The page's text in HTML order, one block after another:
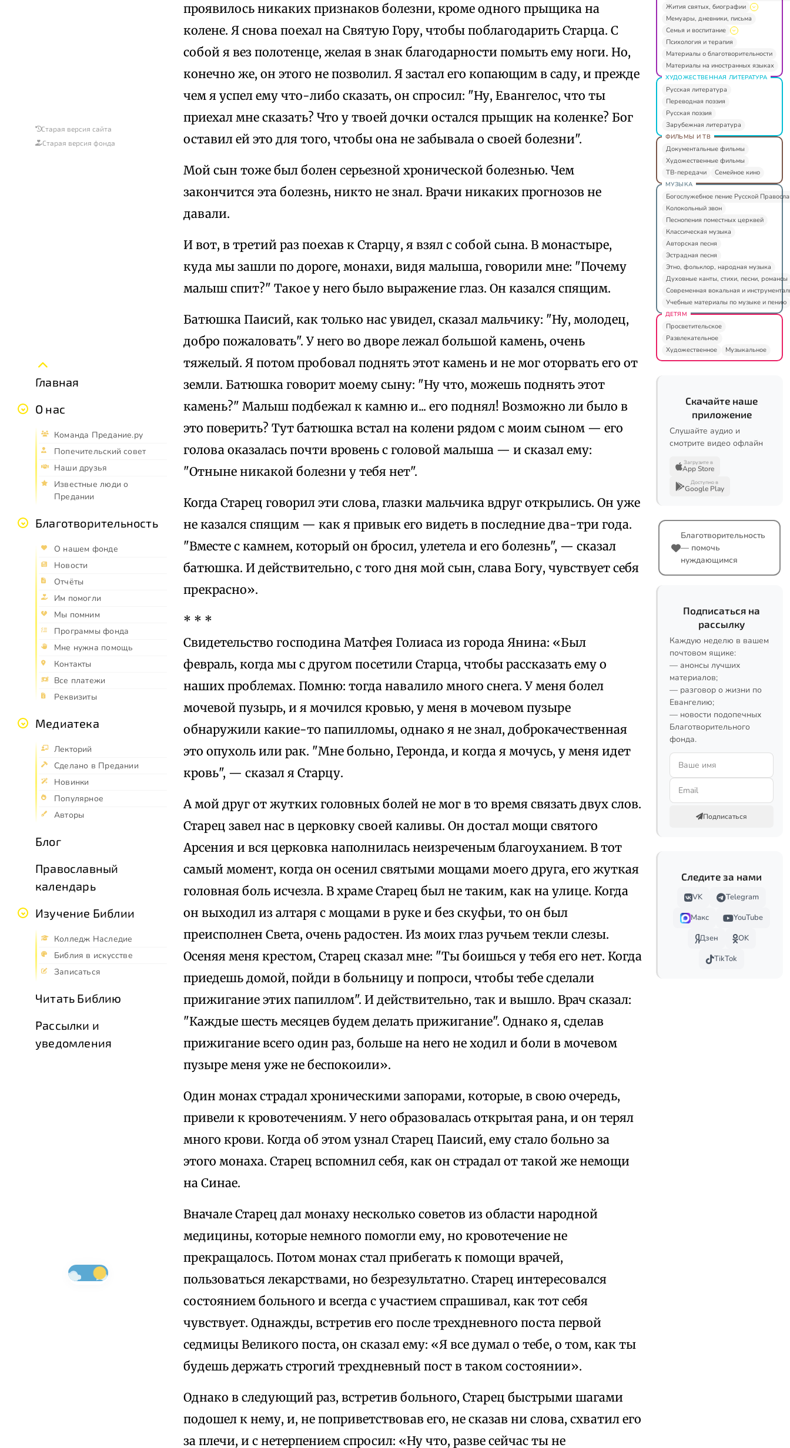
Старая версия сайта
Старая версия фонда
Главная
О нас
Команда Предание.ру
Попечительский совет
Наши друзья
Известные люди о
Предании
Благотворительность
О нашем фонде
Новости
Отчёты
Им помогли
Мы помним
Программы фонда
Мне нужна помощь
Контакты
Все платежи
Реквизиты
Медиатека
Лекторий
Сделано в Предании
Новинки
Популярное
Авторы
Блог
Православный
календарь
Изучение Библии
Колледж Наследие
Библия в искусстве
Записаться
Читать Библию
Рассылки и
уведомления
проявилось никаких признаков болезни, кроме одного прыщика на
колене. Я снова поехал на Святую Гору, чтобы поблагодарить Старца. С
собой я вез полотенце, желая в знак благодарности помыть ему ноги. Но,
конечно же, он этого не позволил. Я застал его копающим в саду, и прежде
чем я успел ему что-либо сказать, он спросил: "Ну, Евангелос, что ты
приехал мне сказать? Что у твоей дочки остался прыщик на коленке? Бог
оставил ей это для того, чтобы она не забывала о своей болезни".
Мой сын тоже был болен серьезной хронической болезнью. Чем
закончится эта болезнь, никто не знал. Врачи никаких прогнозов не
давали.
И вот, в третий раз поехав к Старцу, я взял с собой сына. В монастыре,
куда мы зашли по дороге, монахи, видя малыша, говорили мне: "Почему
малыш спит?" Такое у него было выражение глаз. Он казался спящим.
Батюшка Паисий, как только нас увидел, сказал мальчику: "Ну, молодец,
добро пожаловать". У него во дворе лежал большой камень, очень
тяжелый. Я потом пробовал поднять этот камень и не мог оторвать его от
земли. Батюшка говорит моему сыну: "Ну что, можешь поднять этот
камень?" Малыш подбежал к камню и... его поднял! Возможно ли было в
это поверить? Тут батюшка встал на колени рядом с моим сыном — его
голова оказалась почти вровень с головой малыша — и сказал ему:
"Отныне никакой болезни у тебя нет".
Когда Старец говорил эти слова, глазки мальчика вдруг открылись. Он уже
не казался спящим — как я привык его видеть в последние два-три года.
"Вместе с камнем, который он бросил, улетела и его болезнь", — сказал
батюшка. И действительно, с того дня мой сын, слава Богу, чувствует себя
прекрасно».
* * *
Свидетельство господина Матфея Голиаса из города Янина: «Был
февраль, когда мы с другом посетили Старца, чтобы рассказать ему о
наших проблемах. Помню: тогда навалило много снега. У меня болел
мочевой пузырь, и я мочился кровью, у меня в мочевом пузыре
обнаружили какие-то папилломы, однако я не знал, доброкачественная
это опухоль или рак. "Мне больно, Геронда, и когда я мочусь, у меня идет
кровь", — сказал я Старцу.
А мой друг от жутких головных болей не мог в то время связать двух слов.
Старец завел нас в церковку своей каливы. Он достал мощи святого
Арсения и вся церковка наполнилась неизреченым благоуханием. В тот
самый момент, когда он осенил святыми мощами моего друга, его жуткая
головная боль исчезла. В храме Старец был не таким, как на улице. Когда
он выходил из алтаря с мощами в руке и без скуфьи, то он был
преисполнен Света, очень радостен. Из моих глаз ручьем текли слезы.
Осеняя меня крестом, Старец сказал мне: "Ты боишься у тебя его нет. Когда
приедешь домой, пойди в больницу и попроси, чтобы тебе сделали
прижигание этих папиллом". И действительно, так и вышло. Врач сказал:
"Каждые шесть месяцев будем делать прижигание". Однако я, сделав
прижигание всего один раз, больше на него не ходил и боли в мочевом
пузыре меня уже не беспокоили».
Один монах страдал хроническими запорами, которые, в свою очередь,
привели к кровотечениям. У него образовалась открытая рана, и он терял
много крови. Когда об этом узнал Старец Паисий, ему стало больно за
этого монаха. Старец вспомнил себя, как он страдал от такой же немощи
на Синае.
Вначале Старец дал монаху несколько советов из области народной
медицины, которые немного помогли ему, но кровотечение не
прекращалось. Потом монах стал прибегать к помощи врачей,
пользоваться лекарствами, но безрезультатно. Старец интересовался
состоянием больного и всегда с участием спрашивал, как тот себя
чувствует. Однажды, встретив его после трехдневного поста первой
седмицы Великого поста, он сказал ему: «Я все думал о тебе, о том, как ты
будешь держать строгий трехдневный пост в таком состоянии».
Однако в следующий раз, встретив больного, Старец быстрыми шагами
подошел к нему, и, не поприветствовав его, не сказав ни слова, схватил его
за плечи, и с нетерпением спросил: «Ну что, разве сейчас ты не
Жития святых, биографии
Мемуары, дневники, письма
Семья и воспитание
Психология и терапия
Материалы о благотворительности
Материалы на иностранных языках
ХУДОЖЕСТВЕННАЯ ЛИТЕРАТУРА
Русская литература
Переводная поэзия
Русская поэзия
Зарубежная литература
ФИЛЬМЫ И ТВ
Документальные фильмы
Художественные фильмы
ТВ-передачи
Семейное кино
МУЗЫКА
Богослужебное пение Русской
Колокольный звон
Песнопения поместных церквей
Классическая музыка
Авторская песня
Эстрадная песня
Этно, фольклор, народная музыка
Духовные канты, стихи, песни, романсы
Современная вокальная и
Учебные материалы по музыке и пению
ДЕТЯМ
Просветительское
Развлекательное
Художественное
Музыкальное
Скачайте наше
приложение
Слушайте аудио и
смотрите видео офлайн
Загрузите в
App Store
Доступно в
Google Play
Благотворительность
— помочь
нуждающимся
Подписаться на
рассылку
Каждую неделю в вашем
почтовом ящике:
— анонсы лучших
материалов;
— разговор о жизни по
Евангелию;
— новости подопечных
Благотворительного
фонда.
Подписаться
Следите за нами
VK
Telegram
Макс
YouTube
Дзен
OK
TikTok